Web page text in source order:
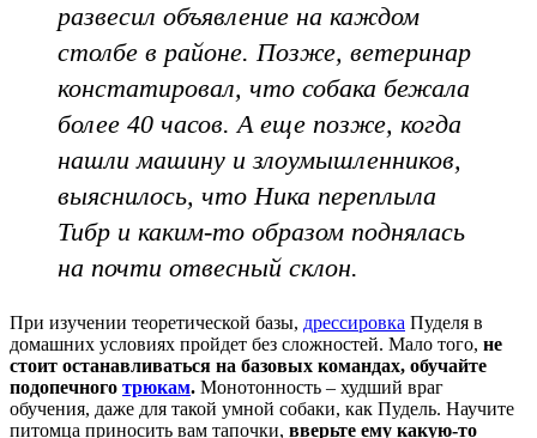
развесил объявление на каждом
столбе в районе. Позже, ветеринар
констатировал, что собака бежала
более 40 часов. А еще позже, когда
нашли машину и злоумышленников,
выяснилось, что Ника переплыла
Тибр и каким-то образом поднялась
на почти отвесный склон.
При изучении теоретической базы, дрессировка Пуделя в
домашних условиях пройдет без сложностей. Мало того, не
стоит останавливаться на базовых командах, обучайте
подопечного трюкам. Монотонность – худший враг
обучения, даже для такой умной собаки, как Пудель. Научите
питомца приносить вам тапочки, вверьте ему какую-то